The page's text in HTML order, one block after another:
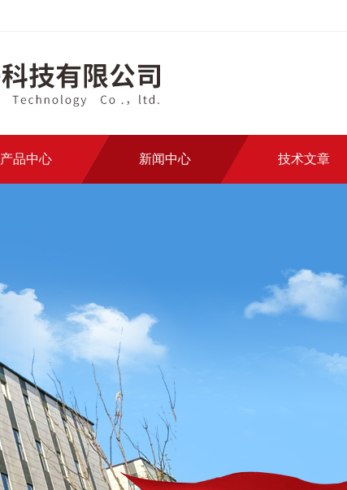
产品中心 新闻中心 技术文章